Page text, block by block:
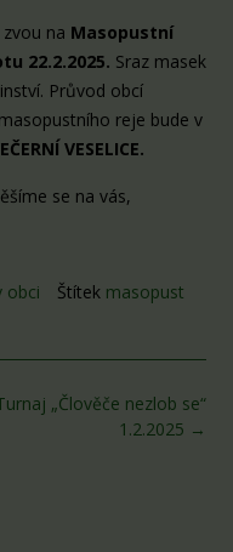
na Masopustní
22.2.2025. Sraz masek
Průvod obcí
reje bude v
VESELICE.
se na vás,
obci Štítek masopust
„Člověče nezlob se“
1.2.2025 →